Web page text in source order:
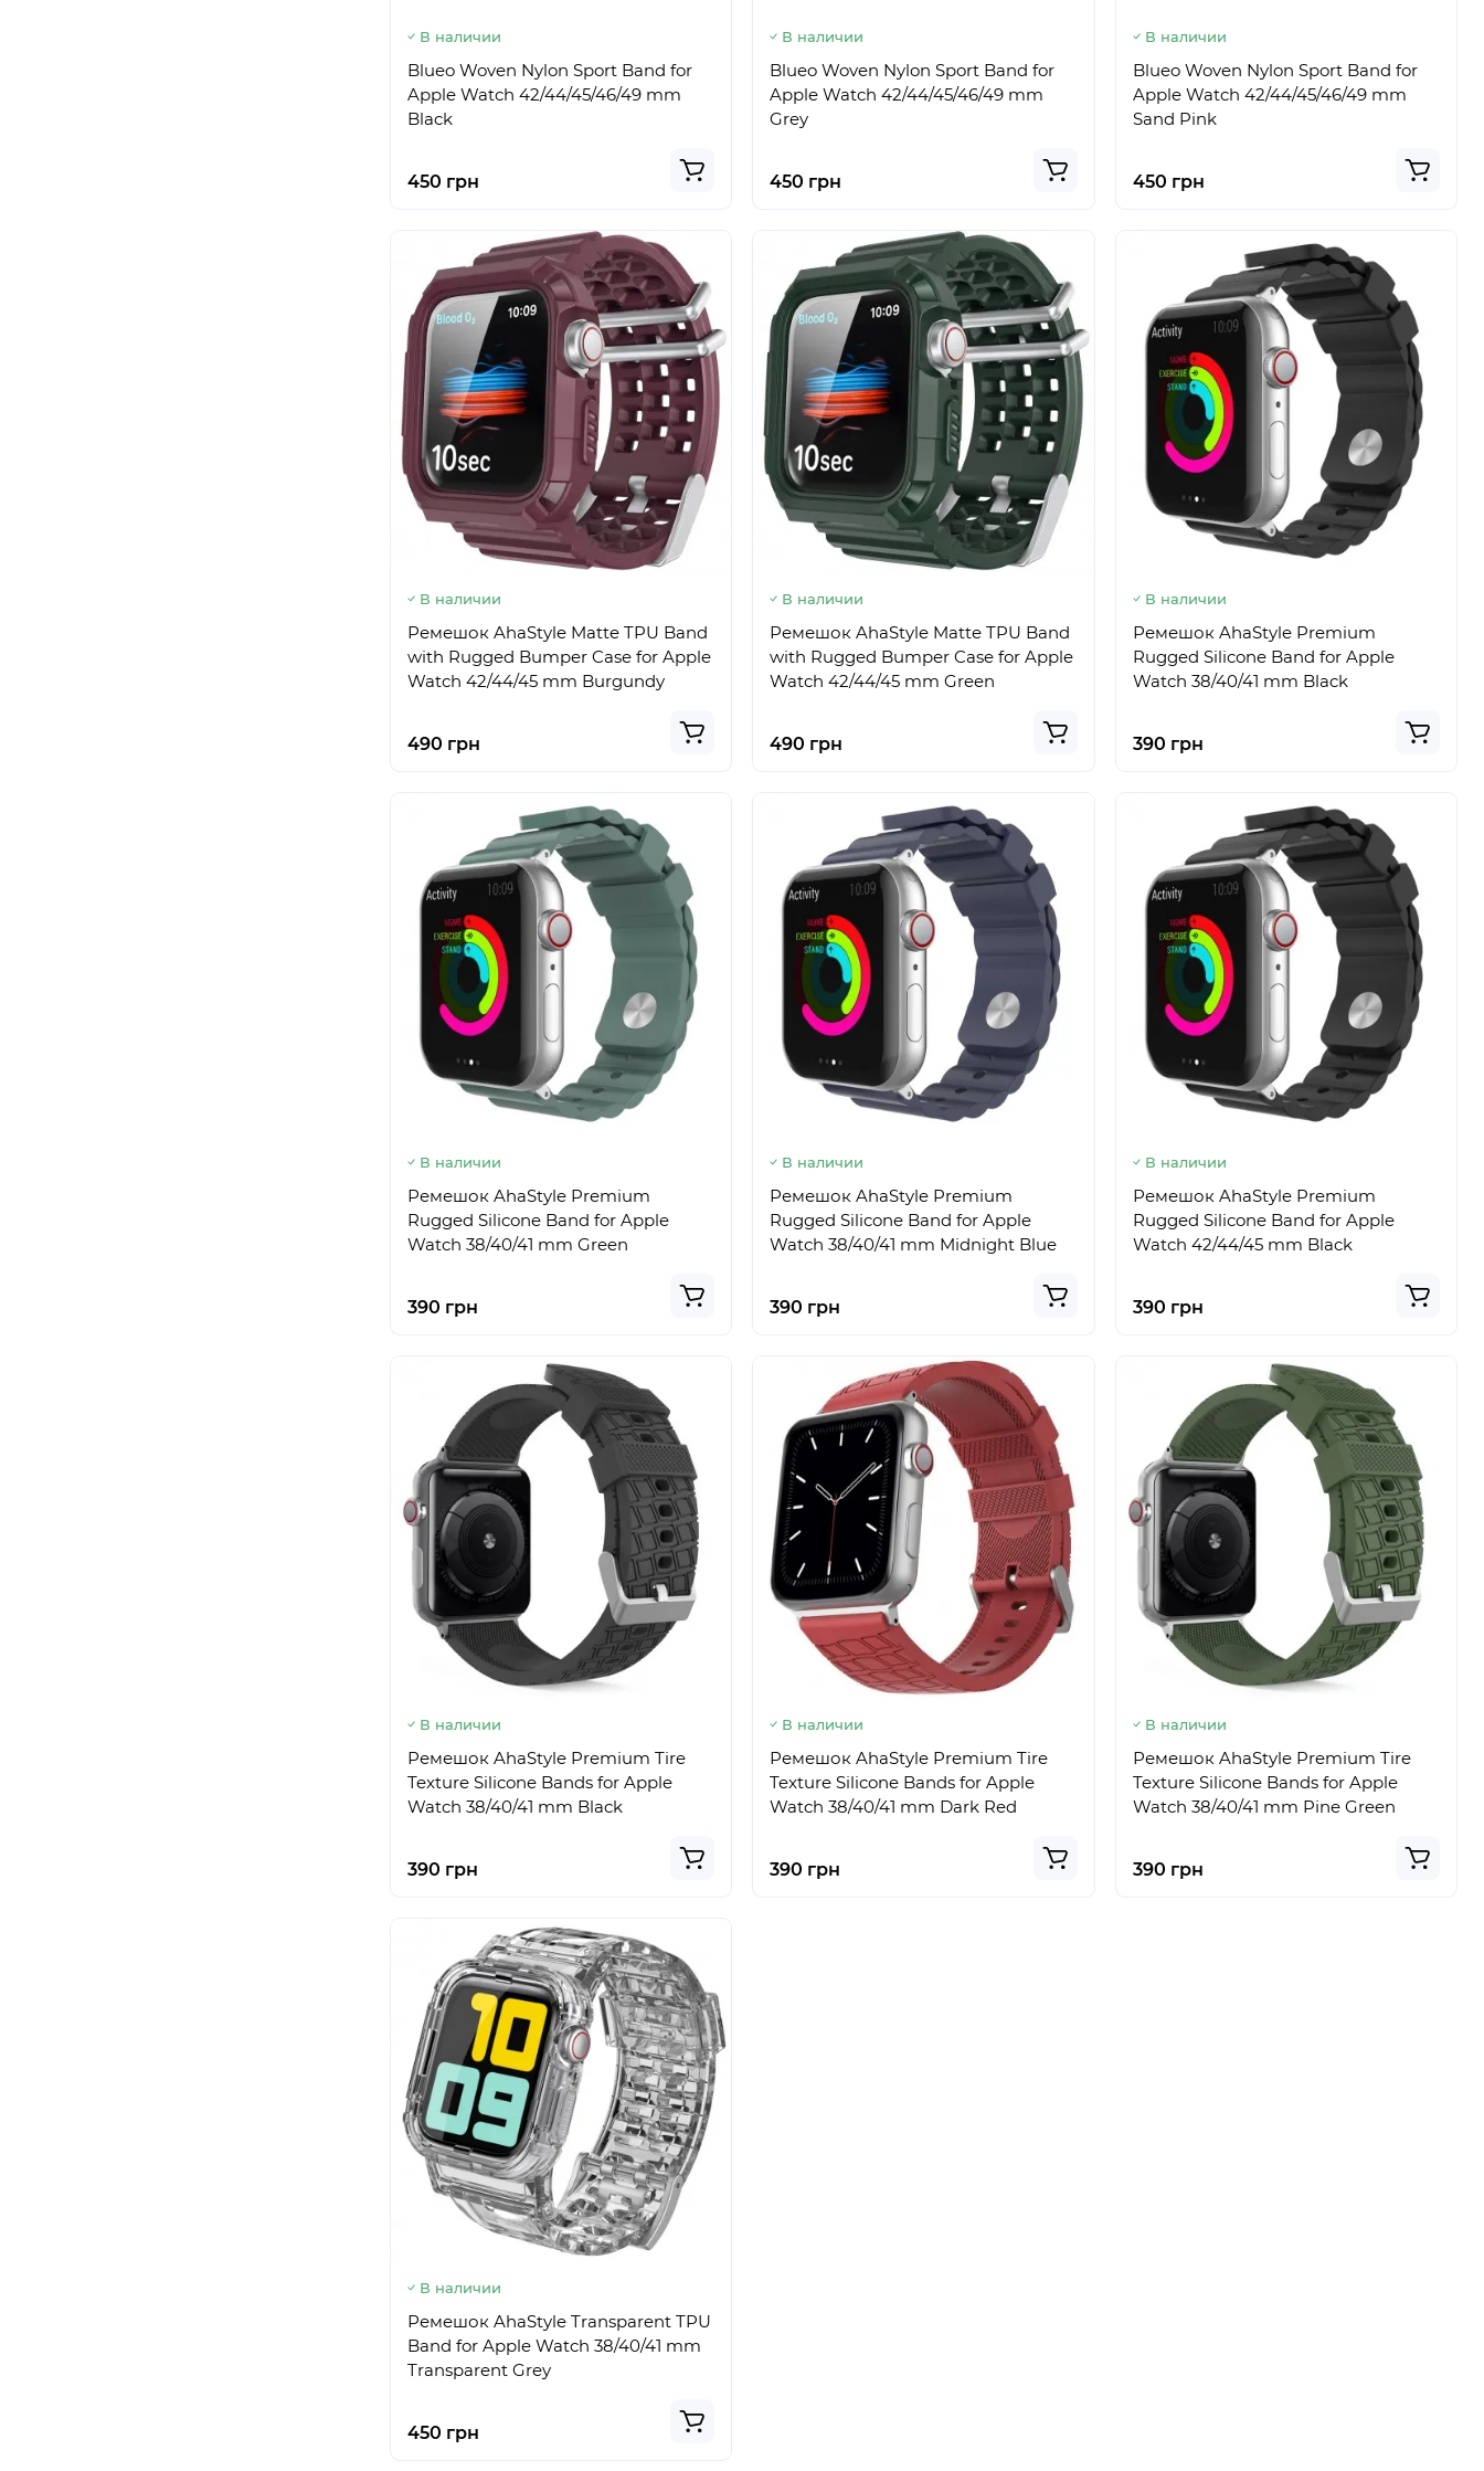
В наличии
Blueo Woven Nylon Sport Band for
Apple Watch 42/44/45/46/49 mm
Black
450 грн
В наличии
Blueo Woven Nylon Sport Band for
Apple Watch 42/44/45/46/49 mm
Grey
450 грн
В наличии
Blueo Woven Nylon Sport Band for
Apple Watch 42/44/45/46/49 mm
Sand Pink
450 грн
В наличии
Ремешок AhaStyle Matte TPU Band
with Rugged Bumper Case for Apple
Watch 42/44/45 mm Burgundy
490 грн
В наличии
Ремешок AhaStyle Matte TPU Band
with Rugged Bumper Case for Apple
Watch 42/44/45 mm Green
490 грн
В наличии
Ремешок AhaStyle Premium
Rugged Silicone Band for Apple
Watch 38/40/41 mm Black
390 грн
В наличии
Ремешок AhaStyle Premium
Rugged Silicone Band for Apple
Watch 38/40/41 mm Green
390 грн
В наличии
Ремешок AhaStyle Premium
Rugged Silicone Band for Apple
Watch 38/40/41 mm Midnight Blue
390 грн
В наличии
Ремешок AhaStyle Premium
Rugged Silicone Band for Apple
Watch 42/44/45 mm Black
390 грн
В наличии
Ремешок AhaStyle Premium Tire
Texture Silicone Bands for Apple
Watch 38/40/41 mm Black
390 грн
В наличии
Ремешок AhaStyle Premium Tire
Texture Silicone Bands for Apple
Watch 38/40/41 mm Dark Red
390 грн
В наличии
Ремешок AhaStyle Premium Tire
Texture Silicone Bands for Apple
Watch 38/40/41 mm Pine Green
390 грн
В наличии
Ремешок AhaStyle Transparent TPU
Band for Apple Watch 38/40/41 mm
Transparent Grey
450 грн